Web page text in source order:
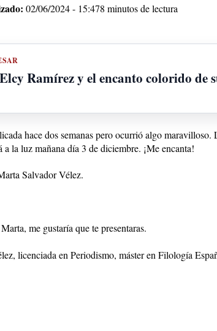
02/06/2024 - 15:478 minutos de lectura
Ramírez y el encanto colorido de
hace dos semanas pero ocurrió algo
la luz mañana día 3 de diciembre. ¡Me encanta!
Salvador Vélez.
me gustaría que te presentaras.
licenciada en Periodismo, máster en Filología